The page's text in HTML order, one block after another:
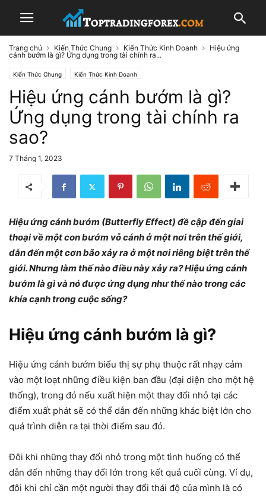
Trang chủ Kiến Thức Chung Kiến Thức Kinh Doanh
Hiệu ứng
cánh bướm là gì? Ứng dụng trong tài chính ra...
Kiến Thức Chung Kiến Thức Kinh Doanh
Hiệu ứng cánh bướm là gì?
Ứng dụng trong tài chính ra
sao?
7 Tháng 1, 2023
Hiệu ứng cánh bướm (Butterfly Effect) đề cập đến giai
thoại về một con bướm vỗ cánh ở một nơi trên thế giới,
dẫn đến một cơn bão xảy ra ở một nơi riêng biệt trên thế
giới. Nhưng làm thế nào điều này xảy ra? Hiệu ứng cánh
bướm là gì và nó được ứng dụng như thế nào trong các
khía cạnh trong cuộc sống?
Hiệu ứng cánh bướm là gì?
Hiệu ứng cánh bướm biểu thị sự phụ thuộc rất nhạy cảm
vào một loạt những điều kiện ban đầu (đại diện cho một hệ
thống), trong đó nếu xuất hiện một thay đổi nhỏ tại các
điểm xuất phát sẽ có thể dẫn đến những khác biệt lớn cho
quá trình diễn ra tại thời điểm sau đó.
Đôi khi những thay đổi nhỏ trong một tình huống có thể
dẫn đến những thay đổi lớn trong kết quả cuối cùng. Ví dụ,
đôi khi chỉ cần một người thay đổi thái độ của mình là có